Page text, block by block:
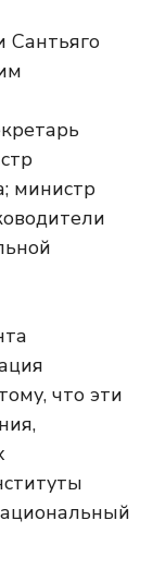
Сантьяго
министр
что эти